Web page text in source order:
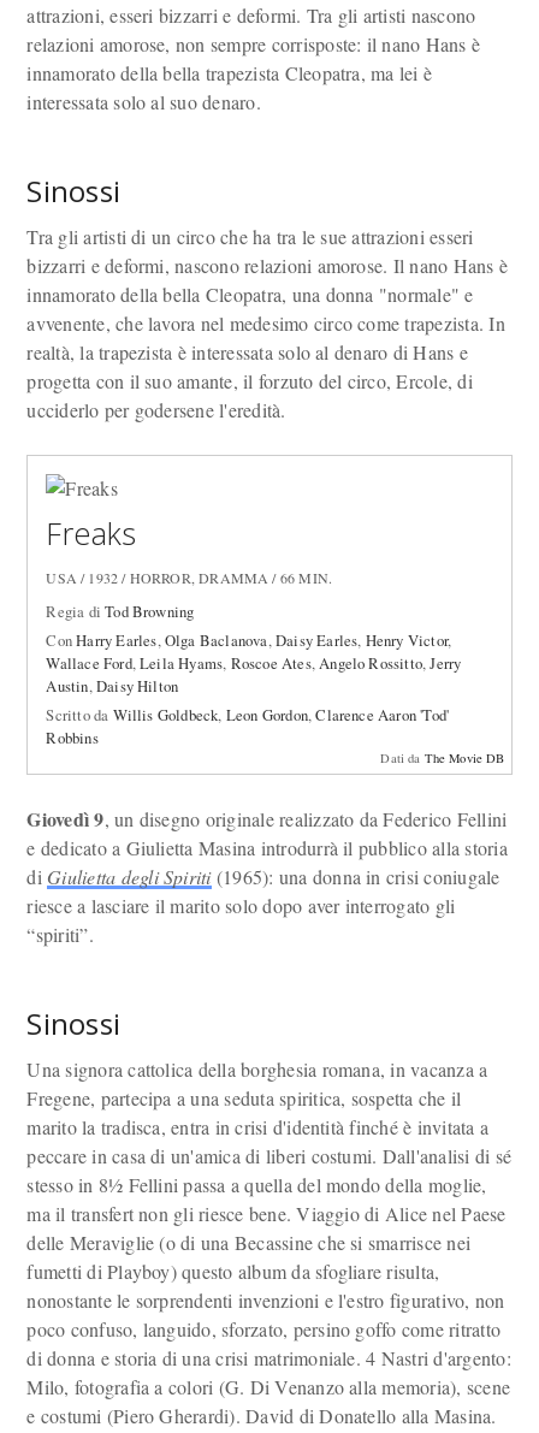
attrazioni, esseri bizzarri e deformi. Tra gli artisti nascono
relazioni amorose, non sempre corrisposte: il nano Hans è
innamorato della bella trapezista Cleopatra, ma lei è
interessata solo al suo denaro.
Sinossi
Tra gli artisti di un circo che ha tra le sue attrazioni esseri
bizzarri e deformi, nascono relazioni amorose. Il nano Hans è
innamorato della bella Cleopatra, una donna "normale" e
avvenente, che lavora nel medesimo circo come trapezista. In
realtà, la trapezista è interessata solo al denaro di Hans e
progetta con il suo amante, il forzuto del circo, Ercole, di
ucciderlo per godersene l'eredità.
Freaks
USA / 1932 / HORROR, DRAMMA / 66 MIN.
Regia diTod Browning
ConHarry Earles,Olga Baclanova,Daisy Earles, Henry Victor,
Wallace Ford,Leila Hyams, Roscoe Ates,Angelo Rossitto,Jerry
Austin,Daisy Hilton
Scritto da Willis Goldbeck, Leon Gordon,Clarence Aaron 'Tod'
Robbins
Dati da The Movie DB
Giovedì 9, un disegno originale realizzato da Federico Fellini
e dedicato a Giulietta Masina introdurrà il pubblico alla storia
di Giulietta degli Spiriti(1965): una donna in crisi coniugale
riesce a lasciare il marito solo dopo aver interrogato gli
“spiriti”.
Sinossi
Una signora cattolica della borghesia romana, in vacanza a
Fregene, partecipa a una seduta spiritica, sospetta che il
marito la tradisca, entra in crisi d'identità finché è invitata a
peccare in casa di un'amica di liberi costumi. Dall'analisi di sé
stesso in 8½ Fellini passa a quella del mondo della moglie,
ma il transfert non gli riesce bene. Viaggio di Alice nel Paese
delle Meraviglie (o di una Becassine che si smarrisce nei
fumetti di Playboy) questo album da sfogliare risulta,
nonostante le sorprendenti invenzioni e l'estro figurativo, non
poco confuso, languido, sforzato, persino goffo come ritratto
di donna e storia di una crisi matrimoniale. 4 Nastri d'argento:
Milo, fotografia a colori (G. Di Venanzo alla memoria), scene
e costumi (Piero Gherardi). David di Donatello alla Masina.